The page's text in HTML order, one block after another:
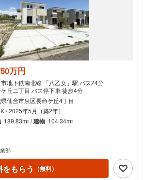
万円
地下鉄南北線 「八乙女」駅 バス24分
丘二丁目 バス停下車 徒歩4分
仙台市泉区長命ケ丘4丁目
/ 2025年5月（築2年）
189.83m2 /建物 104.34m2
部
をもらう （無料）